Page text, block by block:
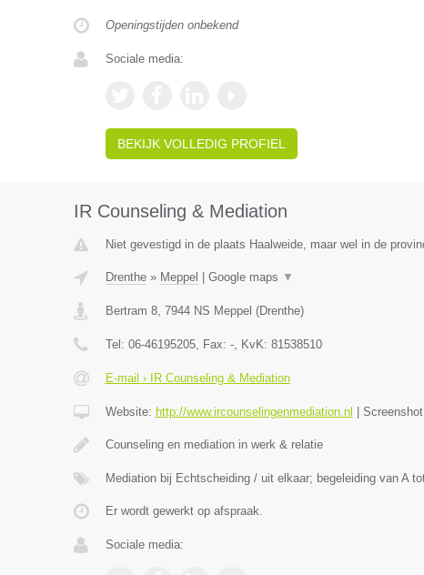
Openingstijden onbekend
Sociale media:
BEKIJK VOLLEDIG PROFIEL
IR Counseling & Mediation
Niet gevestigd in de plaats Haalweide, maar wel in de
Drenthe» Meppel Google maps ▼
Bertram 8, 7944 NS Meppel (Drenthe)
Tel: 06-46195205, Fax: -, KvK: 81538510
E-mail › IR Counseling & Mediation
Website: http://www.ircounselingenmediation.nl Screenshot
Counseling en mediation in werk & relatie
Mediation bij Echtscheiding / uit elkaar; begeleiding van A
Er wordt gewerkt op afspraak.
Sociale media: